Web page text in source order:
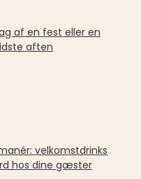
af en fest eller en
aften
velkomstdrinks
hos dine gæster